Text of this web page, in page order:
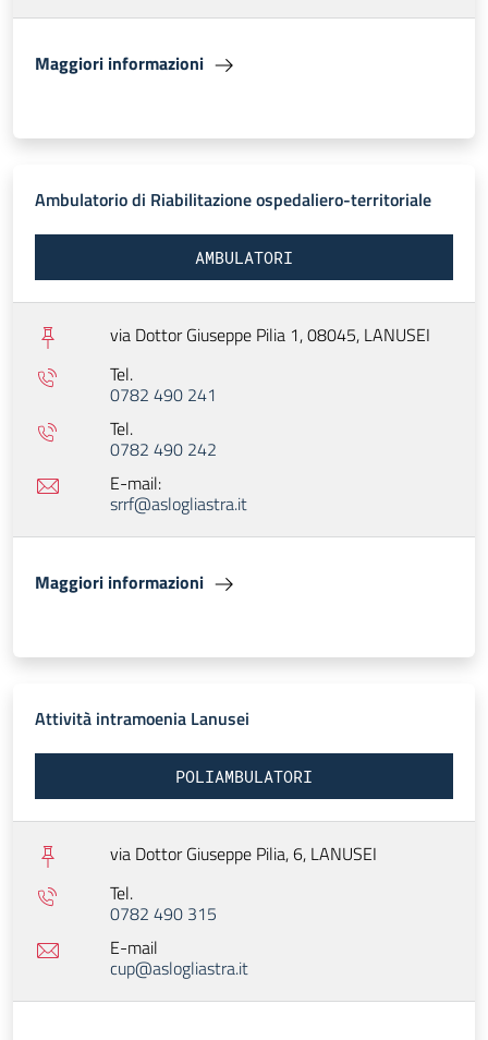
Maggiori informazioni
Ambulatorio di Riabilitazione ospedaliero-territoriale
AMBULATORI
via Dottor Giuseppe Pilia 1, 08045, LANUSEI
Tel.
0782 490 241
Tel.
0782 490 242
E-mail:
srrf@aslogliastra.it
Maggiori informazioni
Attività intramoenia Lanusei
POLIAMBULATORI
via Dottor Giuseppe Pilia, 6, LANUSEI
Tel.
0782 490 315
E-mail
cup@aslogliastra.it